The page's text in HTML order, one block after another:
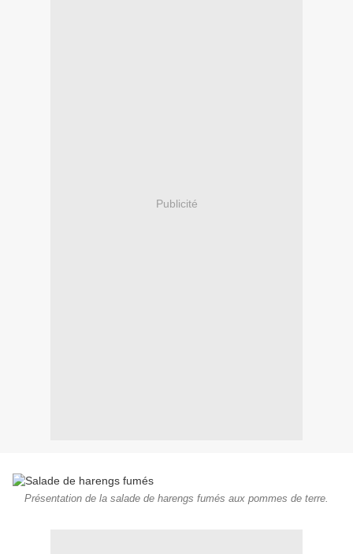
Publicité
Présentation de la salade de harengs fumés aux pommes de terre.